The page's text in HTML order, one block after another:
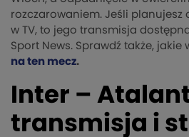
rozczarowaniem. Jeśli planujesz
w TV, to jego transmisja
Sport News. Sprawdź także, jakie
na ten mecz.
Inter –
transmisja i